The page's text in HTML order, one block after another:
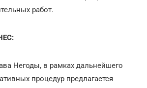
работ.
Негоды, в рамках дальнейшего
процедур предлагается